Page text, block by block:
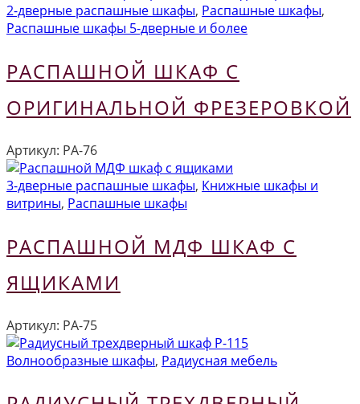
2-дверные распашные шкафы, Распашные шкафы,
Распашные шкафы 5-дверные и более
РАСПАШНОЙ ШКАФ С
ОРИГИНАЛЬНОЙ ФРЕЗЕРОВКОЙ
Артикул: РА-76
3-дверные распашные шкафы, Книжные шкафы и
витрины, Распашные шкафы
РАСПАШНОЙ МДФ ШКАФ С
ЯЩИКАМИ
Артикул: РА-75
Волнообразные шкафы, Радиусная мебель